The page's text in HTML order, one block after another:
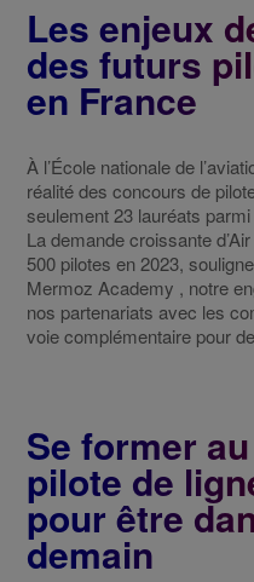
Les enjeux
des futurs
en France
À l’École nationale de
réalité des concours de
seulement 23 lauréats
La demande croissante
500 pilotes en 2023,
Mermoz Academy , notre
nos partenariats avec les
voie complémentaire pour
Se former
pilote de
pour être
demain